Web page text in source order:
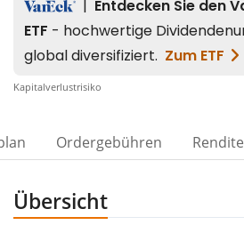
Kapitalverlustrisiko
Ordergebühren Rendite
Übersicht